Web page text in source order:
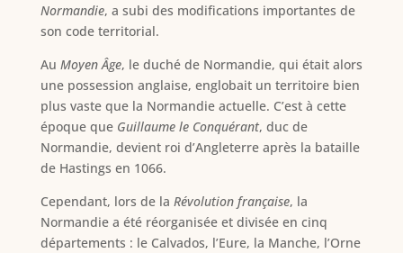
Normandie, a subi des modifications importantes de
son code territorial.
Au Moyen Âge, le duché de Normandie, qui était alors
une possession anglaise, englobait un territoire bien
plus vaste que la Normandie actuelle. C’est à cette
époque que Guillaume le Conquérant, duc de
Normandie, devient roi d’Angleterre après la bataille
de Hastings en 1066.
Cependant, lors de la Révolution française, la
Normandie a été réorganisée et divisée en cinq
départements : le Calvados, l’Eure, la Manche, l’Orne